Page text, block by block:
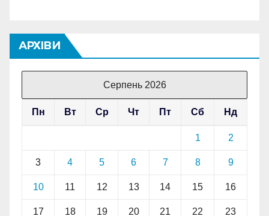
АРХІВИ
Серпень 2026
Пн Вт Ср Чт Пт Сб Нд
1 2
3 4 5 6 7 8 9
10 11 12 13 14 15 16
17 18 19 20 21 22 23